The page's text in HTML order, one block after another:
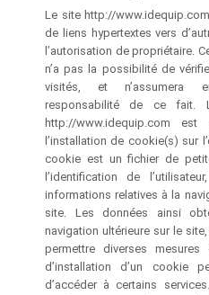
Le site http://
de liens hypertextes vers
l’autorisation de propriétaire.
n’a pas la possibilité de
visités, et n’assumera
responsabilité de ce fait.
http://www.idequip.com
l’installation de cookie(s) sur
cookie est un fichier de
l’identification de
informations relatives à la
site. Les données ainsi
navigation ultérieure sur le
permettre diverses
d’installation d’un cookie
d’accéder à certains